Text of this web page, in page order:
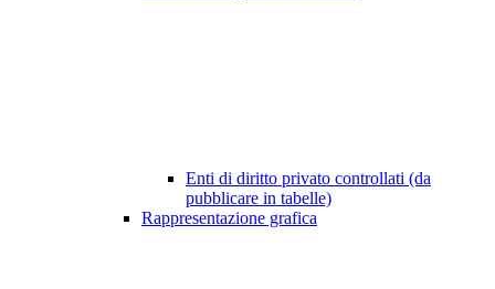
Enti di diritto privato controllati (da
pubblicare in tabelle)
Rappresentazione grafica